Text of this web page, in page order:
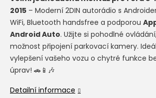
2015 – Moderní 2DIN autorádio s
WiFi, Bluetooth handsfree a podporou
Android Auto. Užijte si pohodlné
možnost připojení parkovací kamery.
vylepšení vašeho vozu o chytré funkce
úprav! 🚗📱🎶
Detailní informace